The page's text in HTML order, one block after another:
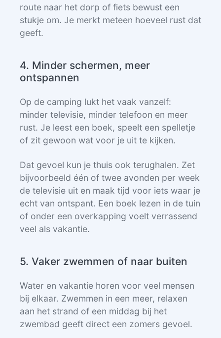
route naar het dorp of fiets bewust een
stukje om. Je merkt meteen hoeveel rust dat
geeft.
4. Minder schermen, meer
ontspannen
Op de camping lukt het vaak vanzelf:
minder televisie, minder telefoon en meer
rust. Je leest een boek, speelt een spelletje
of zit gewoon wat voor je uit te kijken.
Dat gevoel kun je thuis ook terughalen. Zet
bijvoorbeeld één of twee avonden per week
de televisie uit en maak tijd voor iets waar je
echt van ontspant. Een boek lezen in de tuin
of onder een overkapping voelt verrassend
veel als vakantie.
5. Vaker zwemmen of naar buiten
Water en vakantie horen voor veel mensen
bij elkaar. Zwemmen in een meer, relaxen
aan het strand of een middag bij het
zwembad geeft direct een zomers gevoel.